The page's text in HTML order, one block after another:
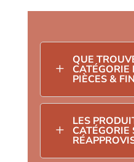
L
QUE
CATÉGORIE
PIÈCES &
L
LES
CATÉGORIE